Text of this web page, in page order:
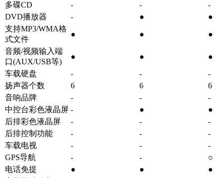
多碟CD
- -
-
DVD播放器
- ●
●
支持MP3/WMA格
式文件
● ●
●
音频/视频输入端
口(AUX/USB等)
● ●
●
车载硬盘
- -
-
扬声器个数
6 6
6
音响品牌
- -
-
中控台彩色液晶屏 - ●
●
后排彩色液晶屏
- -
-
后排控制功能
- -
-
车载电视
- -
-
GPS导航
- -
○
电话免提
● ●
●